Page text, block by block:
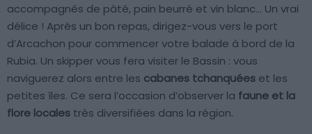
accompagnés de pâté, pain beurré et vin blanc… Un vrai
délice ! Après un bon repas, dirigez-vous vers le port
d’Arcachon pour commencer votre balade à bord de la
Rubia. Un skipper vous fera visiter le Bassin : vous
naviguerez alors entre les cabanes tchanquées et les
petites îles. Ce sera l’occasion d’observer la faune et la
flore locales très diversifiées dans la région.